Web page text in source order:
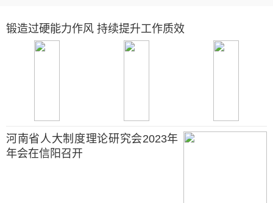
锻造过硬能力作风 持续提升工作质效
河南省人大制度理论研究会2023年
年会在信阳召开